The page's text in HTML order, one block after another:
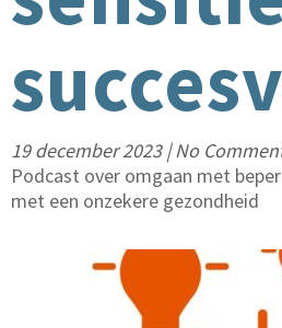
19 december 2023 |No
Podcast over omgaan met
met een onzekere gezondheid